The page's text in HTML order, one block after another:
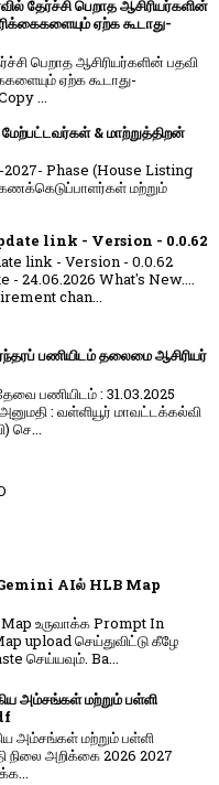
தேர்ச்சி பெறாத ஆசிரியர்களின்
ஏற்க கூடாது-
பெறாத ஆசிரியர்களின் பதவி
ஏற்க கூடாது-
...
& மாற்றுத்திறன்
Phase (House Listing
மற்றும்
link - Version - 0.0.62
link - Version - 0.0.62
- 24.06.2026 What's New....
chan...
பணியிடம் தலைமை ஆசிரியர்
பணியிடம் : 31.03.2025
: வள்ளியூர் மாவட்டக்கல்வி
செ...
AIல் HLB Map
உருவாக்க Prompt In
upload செய்துவிட்டு கீழே
செய்யவும். Ba...
அம்சங்கள் மற்றும் பள்ளி
அம்சங்கள் மற்றும் பள்ளி
நிலை அறிக்கை 2026 2027